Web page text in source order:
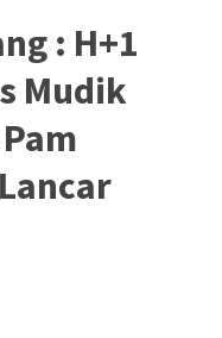
: H+1
Mudik